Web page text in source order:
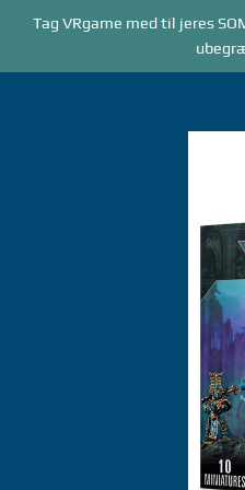
Tag VRgame med til jeres